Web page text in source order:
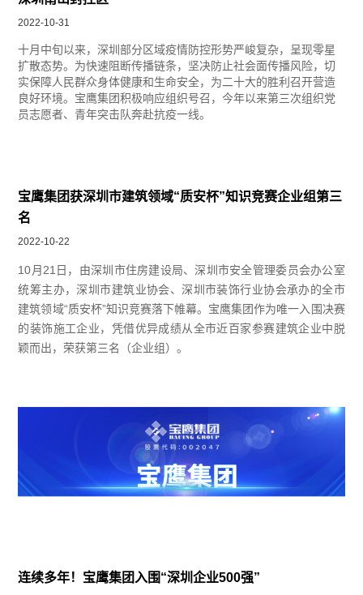
2022-10-31
十月中旬以来，深圳部分区域疫情防控形势严峻复杂，呈现零星
扩散态势。为快速阻断传播链条，坚决防止社会面传播风险，切
实保障人民群众身体健康和生命安全，为二十大的胜利召开营造
良好环境。宝鹰集团积极响应组织号召，今年以来第三次组织党
员志愿者、青年突击队奔赴抗疫一线。
宝鹰集团获深圳市建筑领域“质安杯”知识竞赛企业组第三
名
2022-10-22
10月21日，由深圳市住房建设局、深圳市安全管理委员会办公室
统筹主办，深圳市建筑业协会、深圳市装饰行业协会承办的全市
建筑领域“质安杯”知识竞赛落下帷幕。宝鹰集团作为唯一入围决赛
的装饰施工企业，凭借优异成绩从全市近百家参赛建筑企业中脱
颖而出，荣获第三名（企业组）。
连续多年！宝鹰集团入围“深圳企业500强”